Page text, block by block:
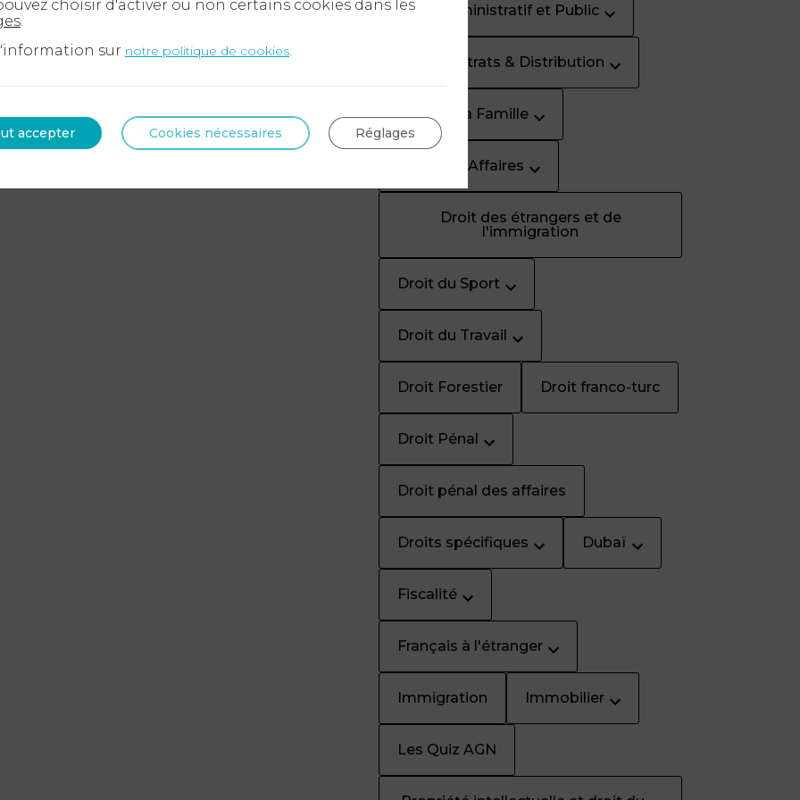
Droit Administratif et Public
Droit Contrats & Distribution
Droit de la Famille
Droit des Affaires
Droit des étrangers et de
l'immigration
Droit du Sport
Droit du Travail
Droit Forestier Droit franco-turc
Droit Pénal
Droit pénal des affaires
Droits spécifiques Dubaï
Fiscalité
Français à l'étranger
Immigration Immobilier
Les Quiz AGN
choisir d'activer ou non certains cookies dans les
sur notre politique de cookies
accepter Cookies nécessaires Réglages